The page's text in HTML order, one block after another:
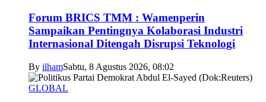
Forum BRICS TMM : Wamenperin
Sampaikan Pentingnya Kolaborasi Industri
Internasional Ditengah Disrupsi Teknologi
By ilhamSabtu, 8 Agustus 2026, 08:02
GLOBAL